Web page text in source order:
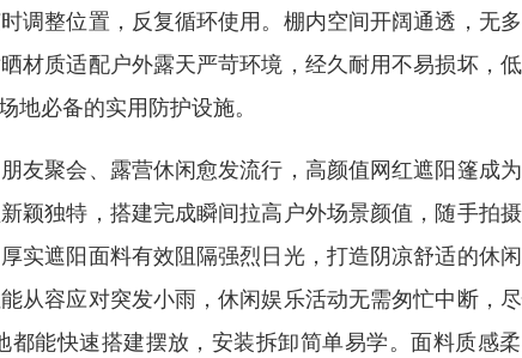
调整位置，反复循环使用。棚内空间开阔通透，无
材质适配户外露天严苛环境，经久耐用不易损坏，
必备的实用防护设施。
友聚会、露营休闲愈发流行，高颜值网红遮阳篷成
颖独特，搭建完成瞬间拉高户外场景颜值，随手拍
实遮阳面料有效阻隔强烈日光，打造阴凉舒适的休
从容应对突发小雨，休闲娱乐活动无需匆忙中断，
能快速搭建摆放，安装拆卸简单易学。面料质感